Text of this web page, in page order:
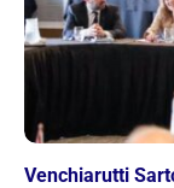
Venchiarutti